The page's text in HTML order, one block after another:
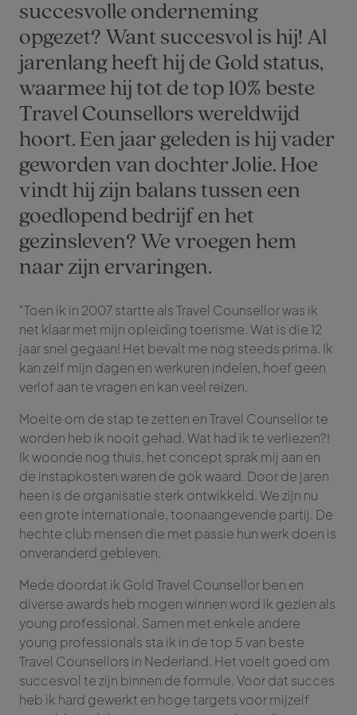
succesvolle onderneming
opgezet? Want succesvol is hij! Al
jarenlang heeft hij de Gold status,
waarmee hij tot de top 10% beste
Travel Counsellors wereldwijd
hoort. Een jaar geleden is hij vader
geworden van dochter Jolie. Hoe
vindt hij zijn balans tussen een
goedlopend bedrijf en het
gezinsleven? We vroegen hem
naar zijn ervaringen.
“Toen ik in 2007 startte als Travel Counsellor was ik
net klaar met mijn opleiding toerisme. Wat is die 12
jaar snel gegaan! Het bevalt me nog steeds prima. Ik
kan zelf mijn dagen en werkuren indelen, hoef geen
verlof aan te vragen en kan veel reizen.
Moeite om de stap te zetten en Travel Counsellor te
worden heb ik nooit gehad. Wat had ik te verliezen?!
Ik woonde nog thuis, het concept sprak mij aan en
de instapkosten waren de gok waard. Door de jaren
heen is de organisatie sterk ontwikkeld. We zijn nu
een grote internationale, toonaangevende partij. De
hechte club mensen die met passie hun werk doen is
onveranderd gebleven.
Mede doordat ik Gold Travel Counsellor ben en
diverse awards heb mogen winnen word ik gezien als
young professional. Samen met enkele andere
young professionals sta ik in de top 5 van beste
Travel Counsellors in Nederland. Het voelt goed om
succesvol te zijn binnen de formule. Voor dat succes
heb ik hard gewerkt en hoge targets voor mijzelf